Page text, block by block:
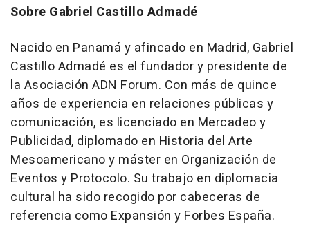
Sobre Gabriel Castillo Admadé
Nacido en Panamá y afincado en Madrid, Gabriel
Castillo Admadé es el fundador y presidente de
la Asociación ADN Forum. Con más de quince
años de experiencia en relaciones públicas y
comunicación, es licenciado en Mercadeo y
Publicidad, diplomado en Historia del Arte
Mesoamericano y máster en Organización de
Eventos y Protocolo. Su trabajo en diplomacia
cultural ha sido recogido por cabeceras de
referencia como Expansión y Forbes España.